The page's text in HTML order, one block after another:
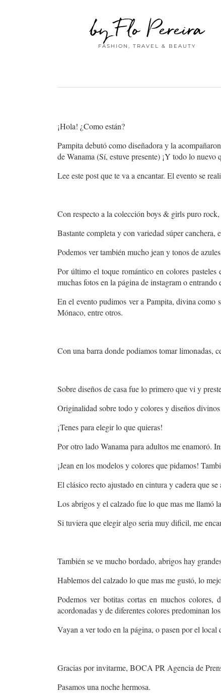
by Flo Pereira
FASHION, TRAVEL & BEAUTY
¡Hola! ¿Como están?
Pampita debutó como diseñadora y la
de Wanama (Sí, estuve presente) ¡Y todo lo nuevo
Lee este post que te va a encantar. El evento se
Con respecto a la colección boys & girls puro
Bastante completa y con variedad súper canchera,
Podemos ver también mucho jean y tonos de
Por último el toque romántico en colores
muchas fotos en la página de instagram o entrando
En el evento pudimos ver a Pampita, divina como
Mónaco, entre otros.
Con una barra donde podiamos tomar limonadas,
Sobre diseños de casa fue lo primero que vi y
Originalidad sobre todo y colores y diseños
¡Tenes para elegir lo que quieras!
Por otro lado Wanama para adultos me enamoró.
¡Jean en los modelos y colores que pidamos!
El clásico recto ajustado en cintura y cadera que
Los abrigos y el calzado fue lo que mas me llamó
Si tuviera que elegir algo seria muy dificil, me
También se ve mucho bordado, abrigos hay
Hablemos del calzado lo que mas me gustó, lo
Podemos ver botitas cortas en muchos colores,
acordonadas y de diferentes colores predominan
Vayan a ver todo en la página, o pasen por el local
Gracias por invitarme, BOCA PR Agencia de
Pasamos una noche hermosa.